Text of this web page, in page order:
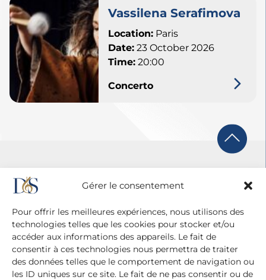
Gérer le consentement
Pour offrir les meilleures expériences, nous utilisons des
technologies telles que les cookies pour stocker et/ou
accéder aux informations des appareils. Le fait de
consentir à ces technologies nous permettra de traiter
des données telles que le comportement de navigation ou
les ID uniques sur ce site. Le fait de ne pas consentir ou de
Vassilena Serafimova
Location: Paris
Date: 23 October 2026
Time: 20:00
Concerto